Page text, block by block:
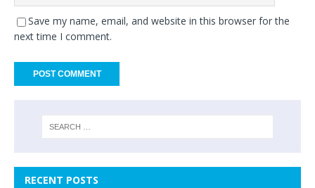
Save my name, email, and website in this browser for the
next time I comment.
RECENT POSTS